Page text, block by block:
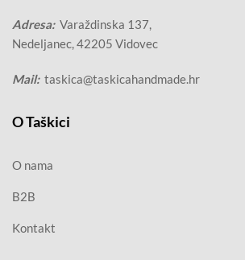
Adresa:Varaždinska 137,
Nedeljanec, 42205 Vidovec
Mail: taskica@taskicahandmade.hr
O Taškici
O nama
B2B
Kontakt